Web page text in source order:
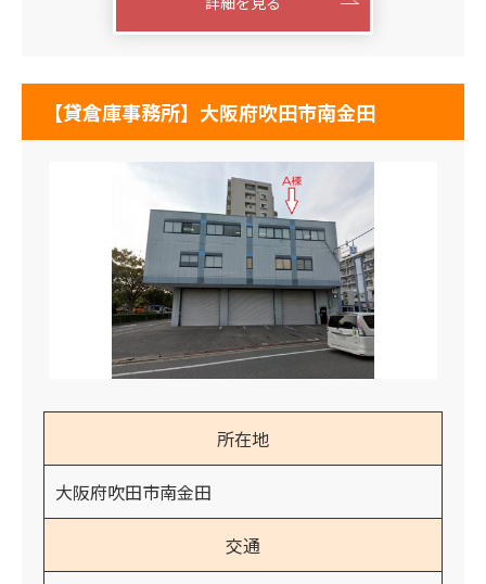
【貸倉庫事務所】大阪府吹田市南金田
所在地
大阪府吹田市南金田
交通